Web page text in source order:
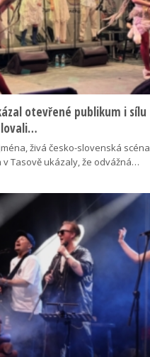
otevřené publikum i sílu
živá česko-slovenská scéna
Tasově ukázaly, že odvážná…